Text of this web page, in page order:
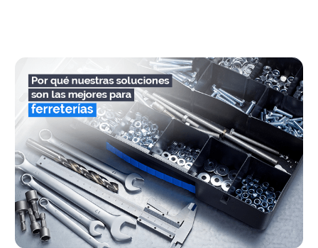
son
mejores
para
una
librería?